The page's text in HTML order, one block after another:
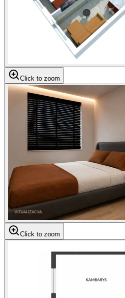
Click to zoom
Click to zoom